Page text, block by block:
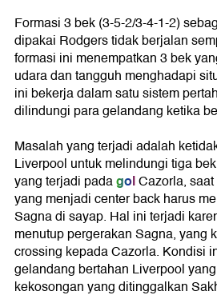
Formasi 3 bek (3-5-2/3-4-1-2)
dipakai Rodgers tidak berjalan
formasi ini menempatkan 3 bek
udara dan tangguh menghadapi
ini bekerja dalam satu sistem
dilindungi para gelandang ketika
Masalah yang terjadi adalah
Liverpool untuk melindungi tiga
yang terjadi padagolCazorla,
yang menjadi center back harus
Sagna di sayap. Hal ini terjadi
menutup pergerakan Sagna, yang
crossing kepada Cazorla. Kondisi
gelandang bertahan Liverpool
kekosongan yang ditinggalkan